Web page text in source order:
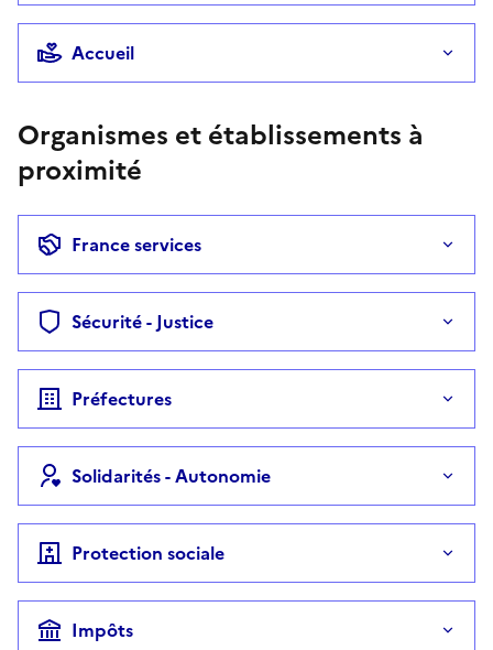
Accueil
Organismes et établissements à
proximité
France services
Sécurité - Justice
Préfectures
Solidarités - Autonomie
Protection sociale
Impôts